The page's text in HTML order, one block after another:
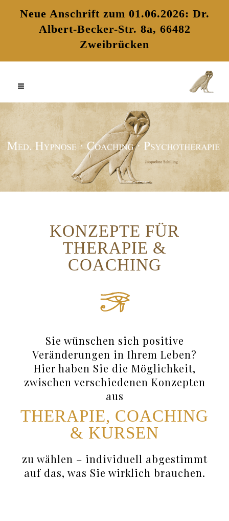
Neue Anschrift zum 01.06.2026: Dr.
Albert-Becker-Str. 8a, 66482
Zweibrücken
PSYCHOLOGIE KONZEPTE
Jacqueline Schilling
KONZEPTE FÜR
THERAPIE &
COACHING
Sie wünschen sich positive
Veränderungen in Ihrem Leben?
Hier haben Sie die Möglichkeit,
zwischen verschiedenen Konzepten
aus
THERAPIE, COACHING
& KURSEN
zu wählen – individuell abgestimmt
auf das, was Sie wirklich brauchen.